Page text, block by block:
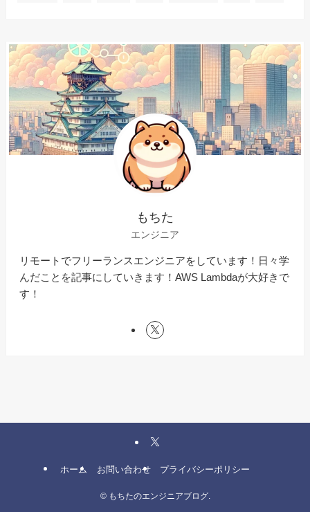
もちた
エンジニア
リモートでフリーランスエンジニアをしています！日々学
んだことを記事にしていきます！AWS Lambdaが大好きで
す！
ホーム お問い合わせ プライバシーポリシー
©もちたのエンジニアブログ.